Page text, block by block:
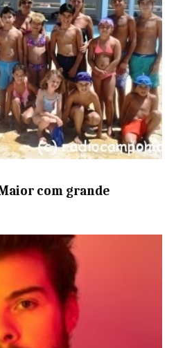
com grande